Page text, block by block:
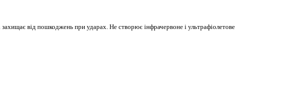
від пошкоджень при ударах. Не створює інфрачервоне і ультрафіолетове